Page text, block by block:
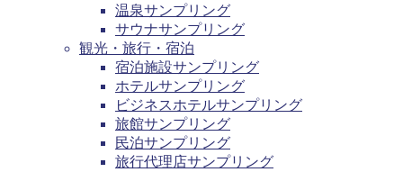
温泉サンプリング
サウナサンプリング
観光・旅行・宿泊
宿泊施設サンプリング
ホテルサンプリング
ビジネスホテルサンプリング
旅館サンプリング
民泊サンプリング
旅行代理店サンプリング